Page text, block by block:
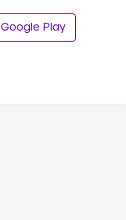
Google Play